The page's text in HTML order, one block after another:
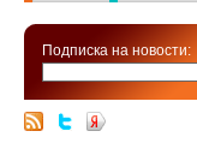
Подписка на новости: